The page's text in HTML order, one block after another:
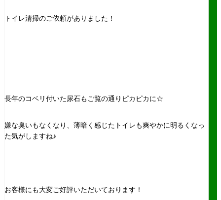
トイレ清掃のご依頼がありました！
長年のコベリ付いた尿石もご覧の通りピカピカに☆
嫌な臭いもなくなり、薄暗く感じたトイレも爽やかに明るくなっ
た気がしますね♪
お客様にも大変ご好評いただいております！